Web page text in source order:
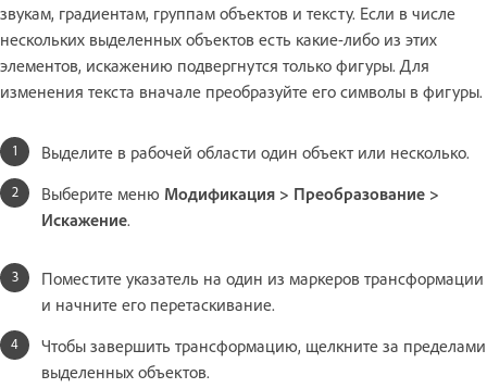
звукам, градиентам, группам объектов и тексту. Если в числе
нескольких выделенных объектов есть какие-либо из этих
элементов, искажению подвергнутся только фигуры. Для
изменения текста вначале преобразуйте его символы в фигуры.
Выделите в рабочей области один объект или несколько.
Выберите меню Модификация > Преобразование >
Искажение.
Поместите указатель на один из маркеров трансформации
и начните его перетаскивание.
Чтобы завершить трансформацию, щелкните за пределами
выделенных объектов.